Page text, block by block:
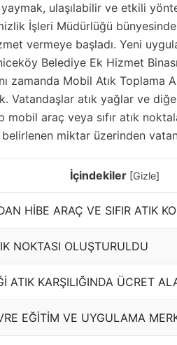
yaymak, ulaşılabilir ve etkili
İşleri Müdürlüğü bünyesinde
vermeye başladı. Yeni
Belediye Ek Hizmet
zamanda Mobil Atık Toplama
Vatandaşlar atık yağlar ve
mobil araç veya sıfır atık
belirlenen miktar üzerinden
İçindekiler [Gizle]
HİBE ARAÇ VE SIFIR ATIK
NOKTASI OLUŞTURULDU
ATIK KARŞILIĞINDA ÜCRET
EĞİTİM VE UYGULAMA